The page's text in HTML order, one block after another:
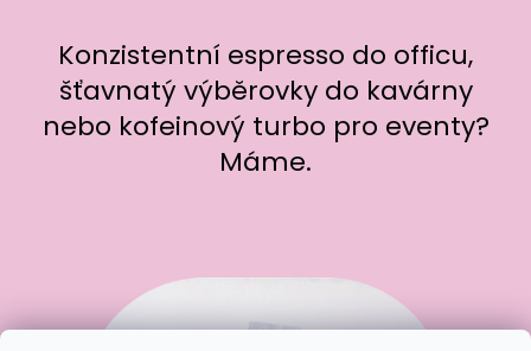
Konzistentní espresso do officu,
šťavnatý výběrovky do kavárny
nebo kofeinový turbo pro eventy?
Máme.